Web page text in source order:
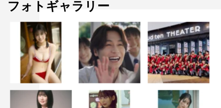
フォトギャラリー